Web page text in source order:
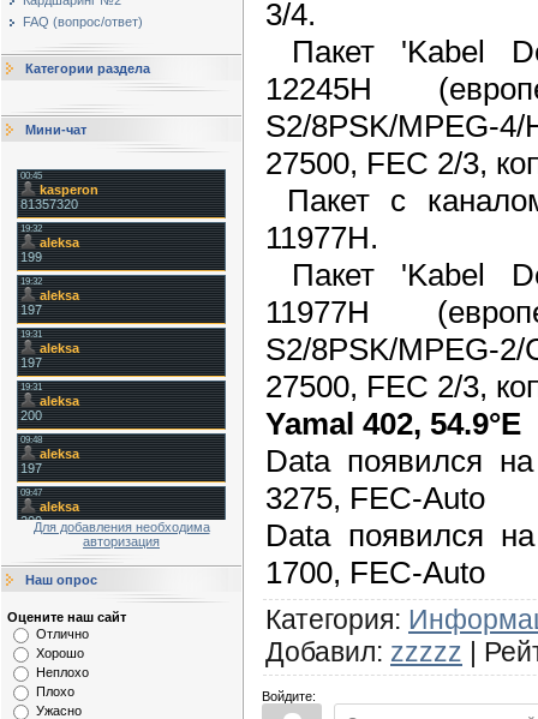
FAQ (вопрос/ответ)
Категории раздела
Мини-чат
Для добавления необходима
авторизация
Наш опрос
Оцените наш сайт
Отлично
Хорошо
Неплохо
Плохо
Ужасно
3/4.
Пакет 'Kabel
12245H
S2/8PSK/MPEG-
27500, FEC 2/3,
Пакет с
11977H.
Пакет 'Kabel
11977H
S2/8PSK/
27500, FEC 2/3,
Yamal 402, 54.9°E
Data появился
3275, FEC-Auto
Data появился
1700, FEC-Auto
Категория:
Добавил: zzzzz |
Войдите: